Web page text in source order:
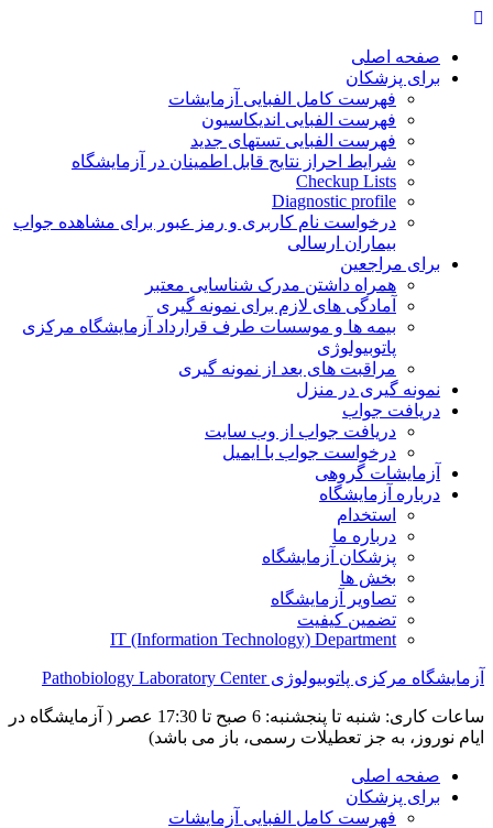
Skip
contentصفحه اصلی
برای پزشکان
فهرست کامل الفبایی آزمایشات
فهرست الفبایی اندیکاسیون
فهرست الفبایی تستهای جدید
شرایط احراز نتایج قابل اطمینان در آزمایشگاه
Checkup Lists
Diagnostic profile
درخواست نام کاربری و رمز عبور برای مشاهده جواب
بیماران ارسالی
برای مراجعین
همراه داشتن مدرک شناسایی معتبر
آمادگی های لازم برای نمونه گیری
بیمه ها و موسسات طرف قرارداد آزمایشگاه مرکزی
پاتوبیولوژی
مراقبت های بعد از نمونه گیری
نمونه گیری در منزل
دریافت جواب
دریافت جواب از وب سایت
درخواست جواب با ایمیل
آزمایشات گروهی
درباره آزمایشگاه
استخدام
درباره ما
پزشکان آزمایشگاه
بخش ها
تصاویر آزمایشگاه
تضمین کیفیت
IT (Information Technology) Department
آزمایشگاه مرکزی پاتوبیولوژی Pathobiology Laboratory Center
ساعات کاری: شنبه تا پنجشنبه: 6 صبح تا 17:30 عصر ( آزمایشگاه در
ایام نوروز، به جز تعطیلات رسمی، باز می باشد)
صفحه اصلی
برای پزشکان
فهرست کامل الفبایی آزمایشات